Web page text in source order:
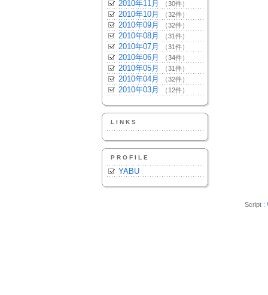
2010年11月 （30件）
2010年10月 （32件）
2010年09月 （32件）
2010年08月 （31件）
2010年07月 （31件）
2010年06月 （34件）
2010年05月 （31件）
2010年04月 （32件）
2010年03月 （12件）
LINKS
PROFILE
YABU
Script :